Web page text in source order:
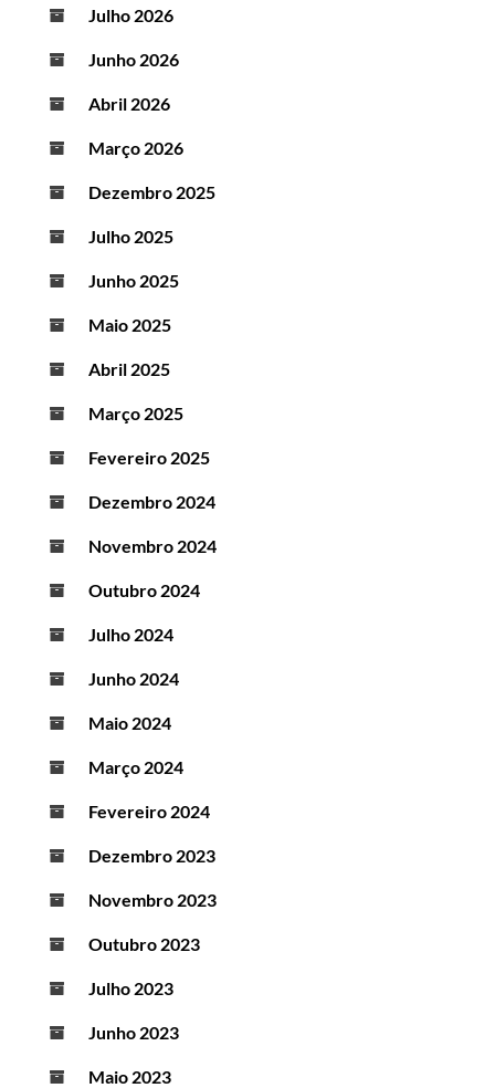
Julho 2026
Junho 2026
Abril 2026
Março 2026
Dezembro 2025
Julho 2025
Junho 2025
Maio 2025
Abril 2025
Março 2025
Fevereiro 2025
Dezembro 2024
Novembro 2024
Outubro 2024
Julho 2024
Junho 2024
Maio 2024
Março 2024
Fevereiro 2024
Dezembro 2023
Novembro 2023
Outubro 2023
Julho 2023
Junho 2023
Maio 2023